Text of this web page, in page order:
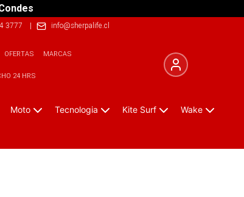
3777 | info@sherpalife.cl
OFERTAS MARCAS
24 HRS
Moto Tecnologia Kite Surf Wake